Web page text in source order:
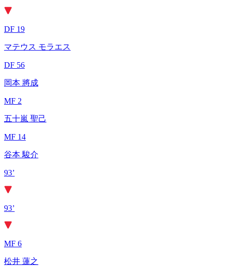
DF 19
マテウス モラエス
DF 56
岡本 將成
MF 2
五十嵐 聖己
MF 14
谷本 駿介
93’
93’
MF 6
松井 蓮之